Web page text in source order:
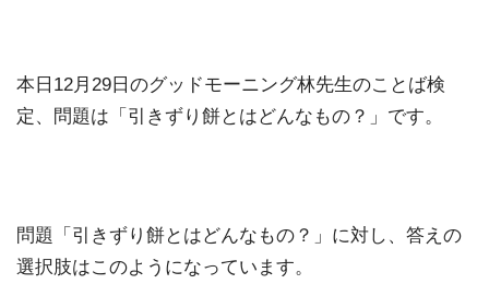
本日12月29日のグッドモーニング林先生のことば検
定、問題は「引きずり餅とはどんなもの？」です。
問題「引きずり餅とはどんなもの？」に対し、答えの
選択肢はこのようになっています。